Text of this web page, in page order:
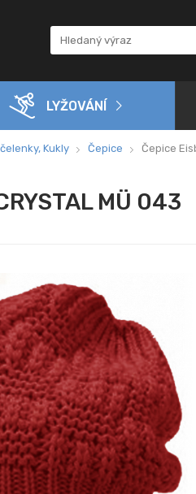
LYŽOVÁNÍ
Kukly Čepice Čepice
MÜ 043